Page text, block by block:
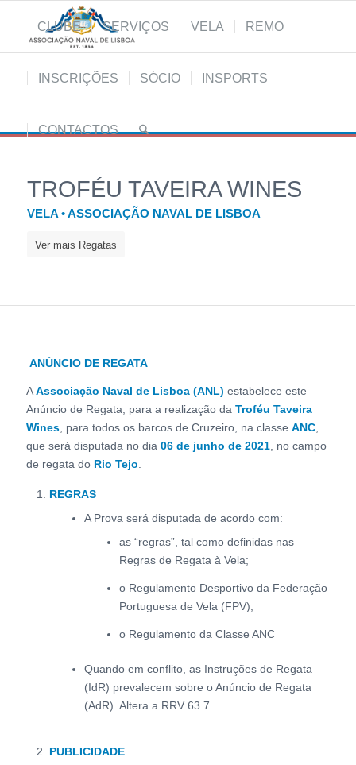
CLUBE SERVIÇOS VELA REMO
INSCRIÇÕES SÓCIO INSPORTS
CONTACTOS
TROFÉU TAVEIRA WINES
VELA • ASSOCIAÇÃO NAVAL DE LISBOA
Ver mais Regatas
ANÚNCIO DE REGATA
AAssociação Naval de Lisboa (ANL) estabelece este
Anúncio de Regata, para a realização da Troféu Taveira
Wines, para todos os barcos de Cruzeiro, na classe ANC,
que será disputada no dia 06 de junho de 2021, no campo
de regata do Rio Tejo.
REGRAS
A Prova será disputada de acordo com:
as “regras”, tal como definidas nas
Regras de Regata à Vela;
o Regulamento Desportivo da Federação
Portuguesa de Vela (FPV);
o Regulamento da Classe ANC
Quando em conflito, as Instruções de Regata
(IdR) prevalecem sobre o Anúncio de Regata
(AdR). Altera a RRV 63.7.
PUBLICIDADE